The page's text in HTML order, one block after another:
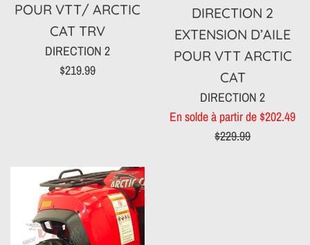
POUR VTT/ ARCTIC
CAT TRV
DIRECTION 2
Prix
$219.99
DIRECTION 2
EXTENSION D’AILE
POUR VTT ARCTIC
CAT
DIRECTION 2
En solde à partir de $202.49
$229.99